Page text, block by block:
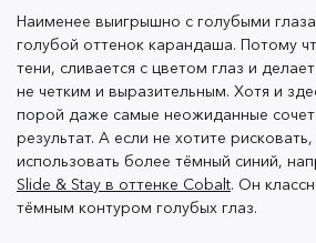
оттенки карандаша. Они отлично
голубой цвет глаз и сделают его
Какой карандаш
зелёных глаз
Самый подходящий цвет
Наименее выигрышно с голубыми
голубой оттенок карандаша. Потому
тени, сливается с цветом глаз и
не четким и выразительным. Хотя и
порой даже самые неожиданные
результат. А если не хотите
использовать более тёмный синий,
Slide & Stay в оттенке Cobalt. Он
тёмным контуром голубых глаз.